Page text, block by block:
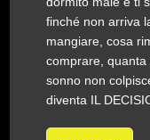
finché non arriva
mangiare, cosa
comprare,
sonno non
diventa IL